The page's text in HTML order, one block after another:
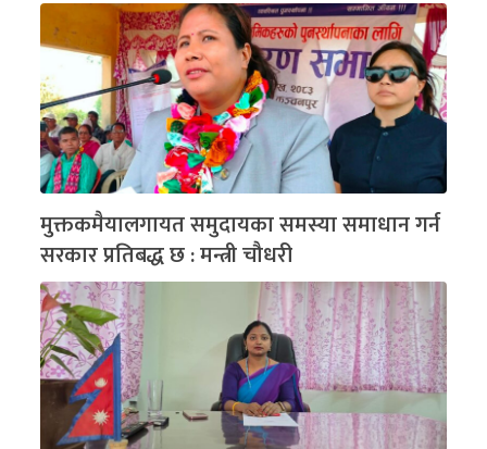
मुक्तकमैयालगायत समुदायका समस्या समाधान गर्न
सरकार प्रतिबद्ध छ : मन्त्री चौधरी